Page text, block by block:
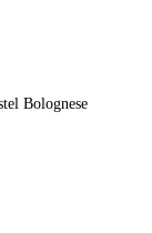
Bolognese